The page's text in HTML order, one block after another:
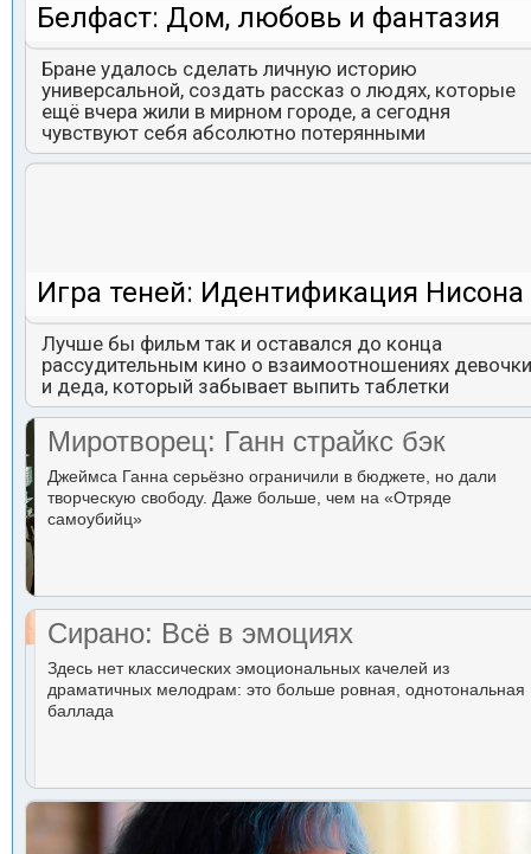
Белфаст: Дом, любовь и фантазия
Бране удалось сделать личную историю
универсальной, создать рассказ о людях, которые
ещё вчера жили в мирном городе, а сегодня
чувствуют себя абсолютно потерянными
Игра теней: Идентификация Нисона
Лучше бы фильм так и оставался до конца
рассудительным кино о взаимоотношениях девочки
и деда, который забывает выпить таблетки
Миротворец: Ганн страйкс бэк
Джеймса Ганна серьёзно ограничили в бюджете, но дали
творческую свободу. Даже больше, чем на «Отряде
самоубийц»
Сирано: Всё в эмоциях
Здесь нет классических эмоциональных качелей из
драматичных мелодрам: это больше ровная, однотональная
баллада